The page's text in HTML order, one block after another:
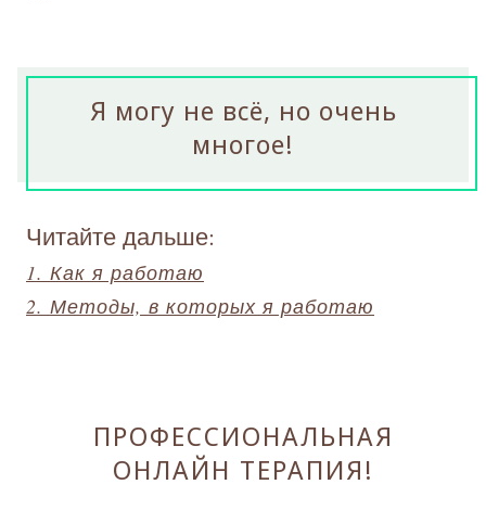
Я могу не всё, но очень
многое!
Читайте дальше:
1. Как я работаю
2. Методы, в которых я работаю
ПРОФЕССИОНАЛЬНАЯ
ОНЛАЙН ТЕРАПИЯ!